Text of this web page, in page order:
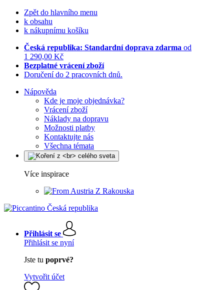
Zpět do hlavního menu
k obsahu
k nákupnímu košíku
Česká republika: Standardní doprava zdarma od
1 290,00 Kč
Bezplatné vrácení zboží
Doručení do 2 pracovních dnů.
Nápověda
Kde je moje objednávka?
Vrácení zboží
Náklady na dopravu
Možnosti platby
Kontaktujte nás
Všechna témata
Více inspirace
Z Rakouska
Přihlásit se
Přihlásit se nyní
Jste tu poprvé?
Vytvořit účet